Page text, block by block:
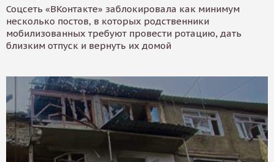
Соцсеть «ВКонтакте» заблокировала как минимум
несколько постов, в которых родственники
мобилизованных требуют провести ротацию, дать
близким отпуск и вернуть их домой